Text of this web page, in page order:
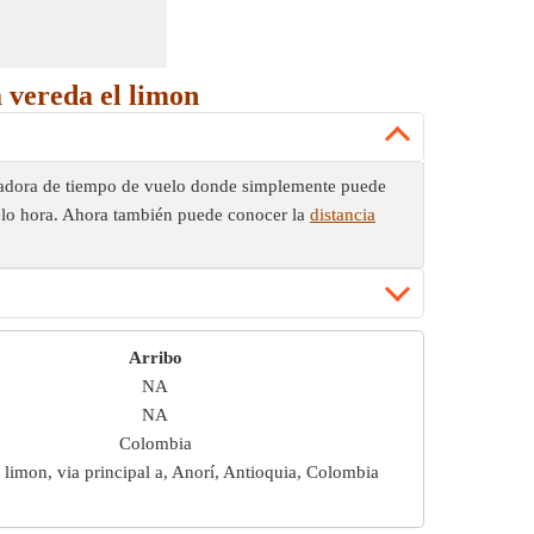
vereda el limon
de tiempo de vuelo donde simplemente puede
hora. Ahora también puede conocer la distancia
Arribo
NA
NA
Colombia
limon, via principal a, Anorí, Antioquia, Colombia